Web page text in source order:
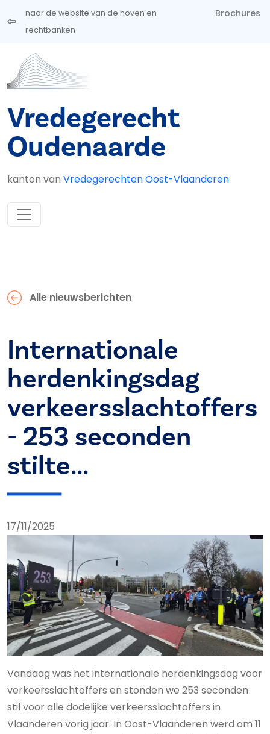
Overslaan en naar de inhoud gaan
naar de website van de hoven en
rechtbanken
Brochures
Vredegerecht
Oudenaarde
kanton van Vredegerechten Oost-Vlaanderen
Alle nieuwsberichten
Internationale
herdenkingsdag
verkeersslachtoffers
- 253 seconden
stilte...
17/11/2025
Vandaag was het internationale herdenkingsdag voor
verkeersslachtoffers en stonden we 253 seconden
stil voor alle dodelijke verkeersslachtoffers in
Vlaanderen vorig jaar. In Oost-Vlaanderen werd om 11